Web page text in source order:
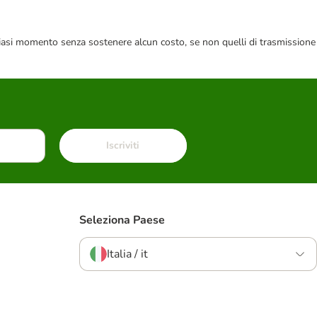
momento senza sostenere alcun costo, se non quelli di trasmissione
Iscriviti
Seleziona Paese
Italia / it